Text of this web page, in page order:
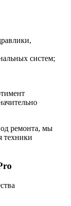
систем;
ремонта, мы
техники